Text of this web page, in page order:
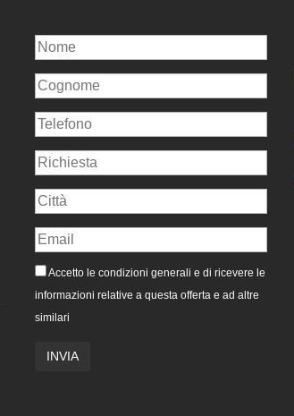
Accetto le condizioni generali e di ricevere le
informazioni relative a questa offerta e ad altre
similari